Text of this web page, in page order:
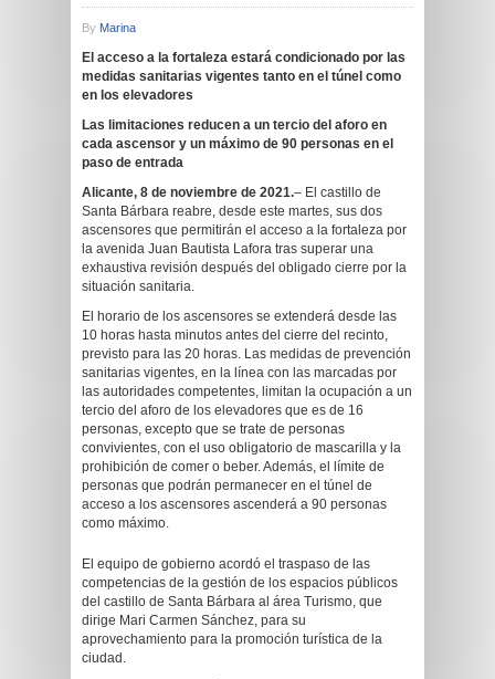
By Marina
El acceso a la fortaleza estará condicionado por las
medidas sanitarias vigentes tanto en el túnel como
en los elevadores
Las limitaciones reducen a un tercio del aforo en
cada ascensor y un máximo de 90 personas en el
paso de entrada
Alicante, 8 de noviembre de 2021.– El castillo de
Santa Bárbara reabre, desde este martes, sus dos
ascensores que permitirán el acceso a la fortaleza por
la avenida Juan Bautista Lafora tras superar una
exhaustiva revisión después del obligado cierre por la
situación sanitaria.
El horario de los ascensores se extenderá desde las
10 horas hasta minutos antes del cierre del recinto,
previsto para las 20 horas. Las medidas de prevención
sanitarias vigentes, en la línea con las marcadas por
las autoridades competentes, limitan la ocupación a un
tercio del aforo de los elevadores que es de 16
personas, excepto que se trate de personas
convivientes, con el uso obligatorio de mascarilla y la
prohibición de comer o beber. Además, el límite de
personas que podrán permanecer en el túnel de
acceso a los ascensores ascenderá a 90 personas
como máximo.
El equipo de gobierno acordó el traspaso de las
competencias de la gestión de los espacios públicos
del castillo de Santa Bárbara al área Turismo, que
dirige Mari Carmen Sánchez, para su
aprovechamiento para la promoción turística de la
ciudad.